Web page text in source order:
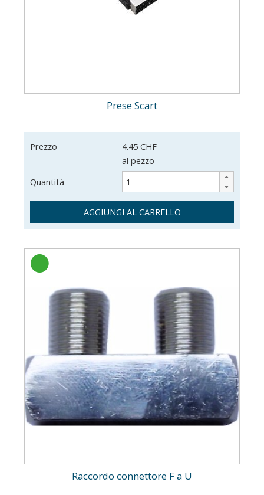
Prese Scart
Prezzo
4.45 CHF
al pezzo
Quantità
AGGIUNGI AL CARRELLO
Raccordo connettore F a U